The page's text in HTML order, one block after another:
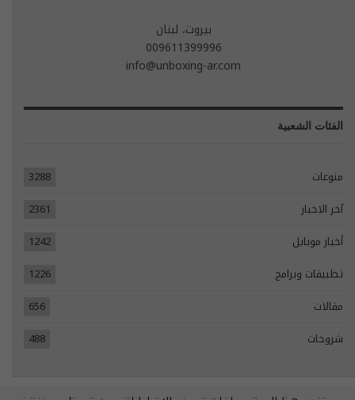
بيروت، لبنان
009611399996
info@unboxing-ar.com
الفئات الشعبية
منوعات
3288
آخر الاخبار
2361
أخبار موبايل
1242
تطبيقات وبرامج
1226
مقالات
656
شروحات
488